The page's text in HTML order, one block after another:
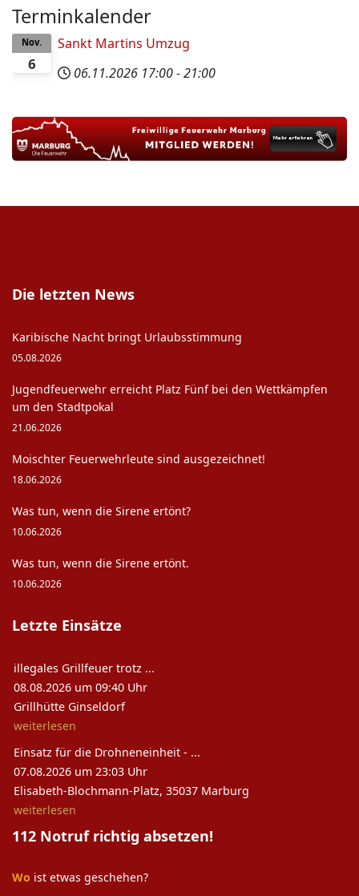
Terminkalender
6
Nov.
Sankt Martins Umzug
06.11.2026 17:00-21:00
Die letzten News
Karibische Nacht bringt Urlaubsstimmung
05.08.2026
Jugendfeuerwehr erreicht Platz Fünf bei den Wettkämpfen
um den Stadtpokal
21.06.2026
Moischter Feuerwehrleute sind ausgezeichnet!
18.06.2026
Was tun, wenn die Sirene ertönt?
10.06.2026
Was tun, wenn die Sirene ertönt.
10.06.2026
Letzte Einsätze
illegales Grillfeuer trotz ...
08.08.2026 um 09:40 Uhr
Grillhütte Ginseldorf
weiterlesen
Einsatz für die Drohneneinheit - ...
07.08.2026 um 23:03 Uhr
Elisabeth-Blochmann-Platz, 35037 Marburg
weiterlesen
112 Notruf richtig absetzen!
Wo ist etwas geschehen?